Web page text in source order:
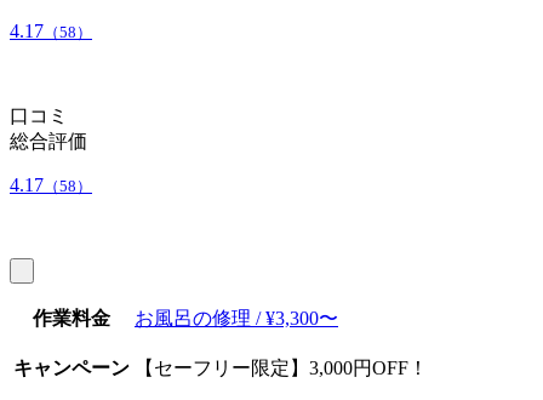
4.17 （58）
口コミ
総合評価
4.17 （58）
作業料金 お風呂の修理 / ¥3,300〜
キャンペーン 【セーフリー限定】3,000円OFF！